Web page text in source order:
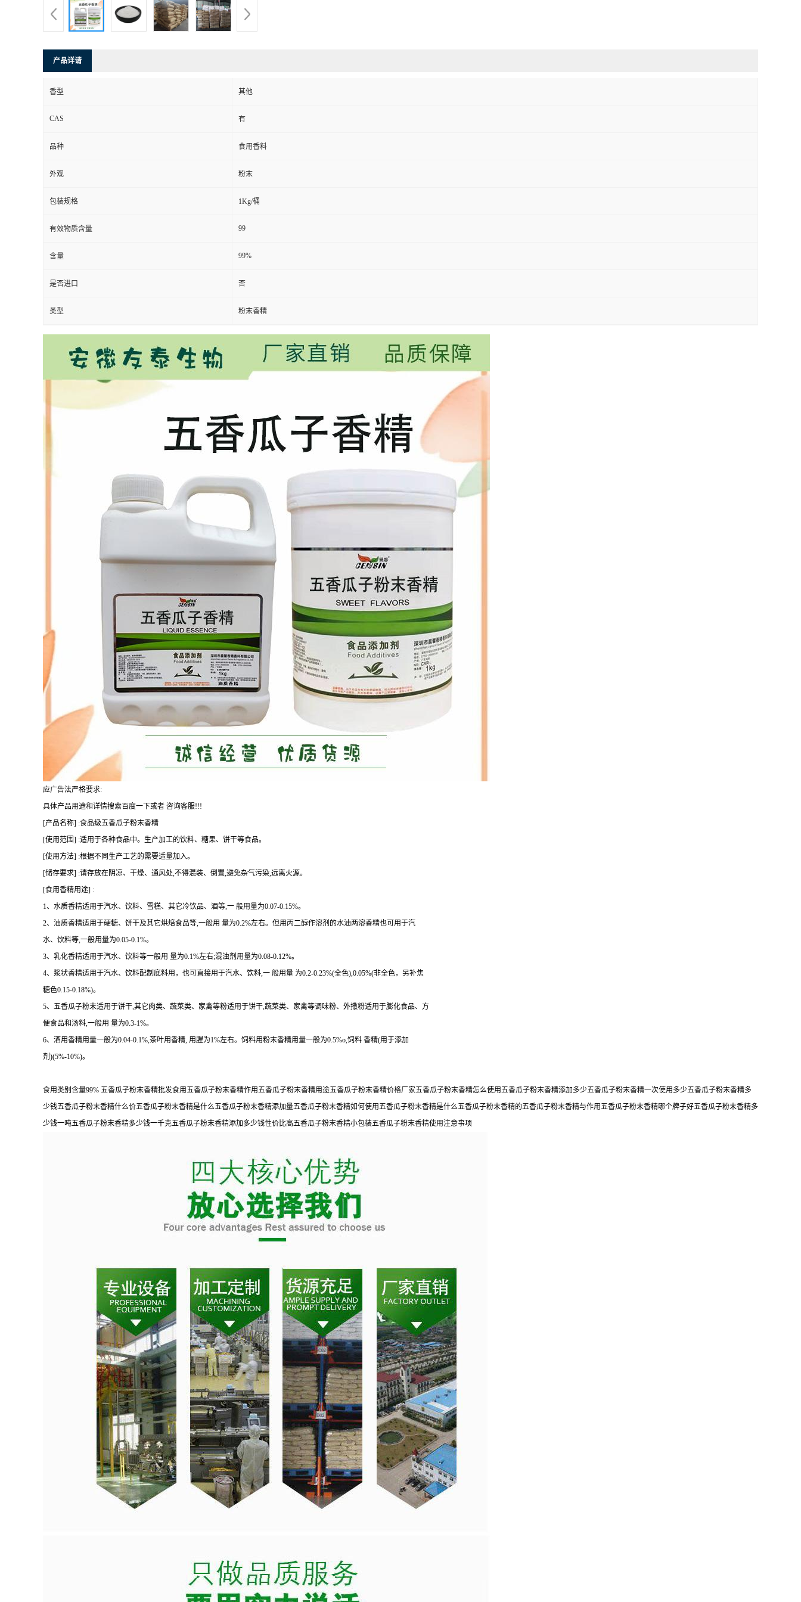
产品详请
香型 其他
CAS 有
品种 食用香料
外观 粉末
包装规格 1Kg/桶
有效物质含量 99
含量 99%
是否进口 否
类型 粉末香精
应广告法严格要求:
具体产品用途和详情搜索百度一下或者 咨询客服!!!
[产品名称] :食品级五香瓜子粉末香精
[使用范围] :适用于各种食品中。生产加工的饮料、糖果、饼干等食品。
[使用方法] :根据不同生产工艺的需要适量加入。
[储存要求] :请存放在阴凉、干燥、通风处,不得混装、倒置,避免杂气污染,远离火源。
[食用香精用途] :
1、水质香精适用于汽水、饮料、雪糕、其它冷饮品、酒等,一 般用量为0.07-0.15%。
2、油质香精适用于硬糖、饼干及其它烘焙食品等,一般用 量为0.2%左右。但用丙二醇作溶剂的水油两溶香精也可用于汽
水、饮料等,一般用量为0.05-0.1%。
3、乳化香精适用于汽水、饮料等一般用 量为0.1%左右;混浊剂用量为0.08-0.12%。
4、浆状香精适用于汽水、饮料配制底料用，也可直接用于汽水、饮料,一 般用量 为0.2-0.23%(全色),0.05%(非全色，另补焦
糖色0.15-0.18%)。
5、五香瓜子粉末适用于饼干,其它肉类、蔬菜类、家禽等粉适用于饼干,蔬菜类、家禽等调味粉、外撒粉适用于膨化食品、方
便食品和汤料,一般用 量为0.3-1%。
6、酒用香精用量一般为0.04-0.1%,茶叶用香精, 用腥为1%左右。饲料用粉末香精用量一般为0.5%o,饲料 香精(用于添加
剂)(5%-10%)。
食用类别含量99% 五香瓜子粉末香精批发食用五香瓜子粉末香精作用五香瓜子粉末香精用途五香瓜子粉末香精价格厂家五香瓜子粉末香精怎么使用五香瓜子粉末香精添加多少五香瓜子粉末香精一次使用多少五香瓜子粉末香精多
少钱五香瓜子粉末香精什么价五香瓜子粉末香精是什么五香瓜子粉末香精添加量五香瓜子粉末香精如何使用五香瓜子粉末香精是什么五香瓜子粉末香精的五香瓜子粉末香精与作用五香瓜子粉末香精哪个牌子好五香瓜子粉末香精多
少钱一吨五香瓜子粉末香精多少钱一千克五香瓜子粉末香精添加多少钱性价比高五香瓜子粉末香精小包装五香瓜子粉末香精使用注意事项